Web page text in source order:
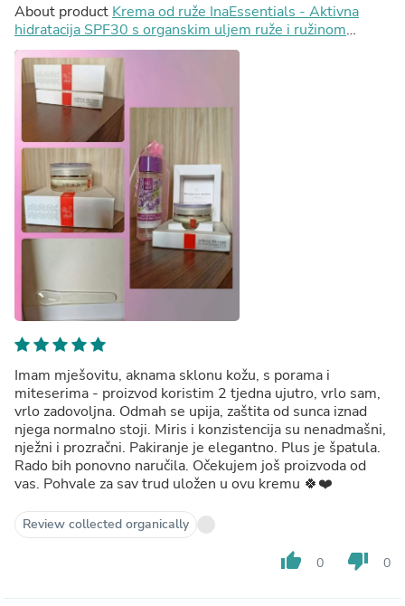
About product Krema od ruže InaEssentials - Aktivna
hidratacija SPF30 s organskim uljem ruže i ružinom
vodom, 2ml
Imam mješovitu, aknama sklonu kožu, s porama i
miteserima - proizvod koristim 2 tjedna ujutro, vrlo sam,
vrlo zadovoljna. Odmah se upija, zaštita od sunca iznad
njega normalno stoji. Miris i konzistencija su nenadmašni,
nježni i prozračni. Pakiranje je elegantno. Plus je špatula.
Rado bih ponovno naručila. Očekujem još proizvoda od
vas. Pohvale za sav trud uložen u ovu kremu 🍀❤️
Review collected organically
thumb_up 0 thumb_down 0